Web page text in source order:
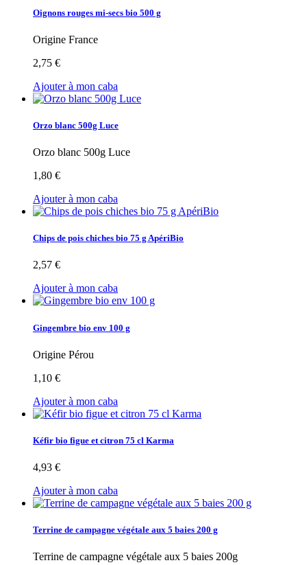
Oignons rouges mi-secs bio 500 g
Origine France
2,75 €
Ajouter à mon caba
Orzo blanc 500g Luce
Orzo blanc 500g Luce
1,80 €
Ajouter à mon caba
Chips de pois chiches bio 75 g ApériBio
2,57 €
Ajouter à mon caba
Gingembre bio env 100 g
Origine Pérou
1,10 €
Ajouter à mon caba
Kéfir bio figue et citron 75 cl Karma
4,93 €
Ajouter à mon caba
Terrine de campagne végétale aux 5 baies 200 g
Terrine de campagne végétale aux 5 baies 200g